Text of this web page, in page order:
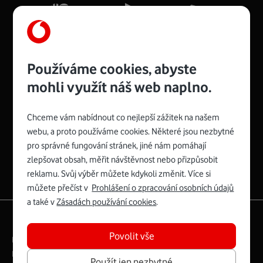
Zyxel VMG8623-T50B:
Rozměry modemu jsou 16 x 22 x 7,5 cm (včetně stojánku)
a nabízí 4 gigabitové LAN porty a bezdrátové připojení Wi-
Fi ve verzích 802.11 b/g/n/ac pro frekvenci 2,4 GHz a
Mb/s.
Více o Zyxel VMG8623-T50B
Spojte se s Vodafonem
Právní­ podmí­nky
Ochrana soukromí­
Digitální odpovědnost
Používáme cookies, abyste
mohli využít náš web naplno.
Chceme vám nabídnout co nejlepší zážitek na našem
webu, a proto používáme cookies. Některé jsou nezbytné
pro správné fungování stránek, jiné nám pomáhají
zlepšovat obsah, měřit návštěvnost nebo přizpůsobit
reklamu. Svůj výběr můžete kdykoli změnit. Více si
můžete přečíst v Prohlášení o zpracování osobních údajů
a také vZásadách používání cookies.
Povolit vše